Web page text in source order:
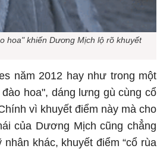
hoa" khiến Dương Mịch lộ rõ khuyết
năm 2012 hay như trong một
hoa", dáng lưng gù cùng cổ
vì khuyết điểm này mà cho
của Dương Mịch cũng chẳng
khác, khuyết điểm “cổ rùa